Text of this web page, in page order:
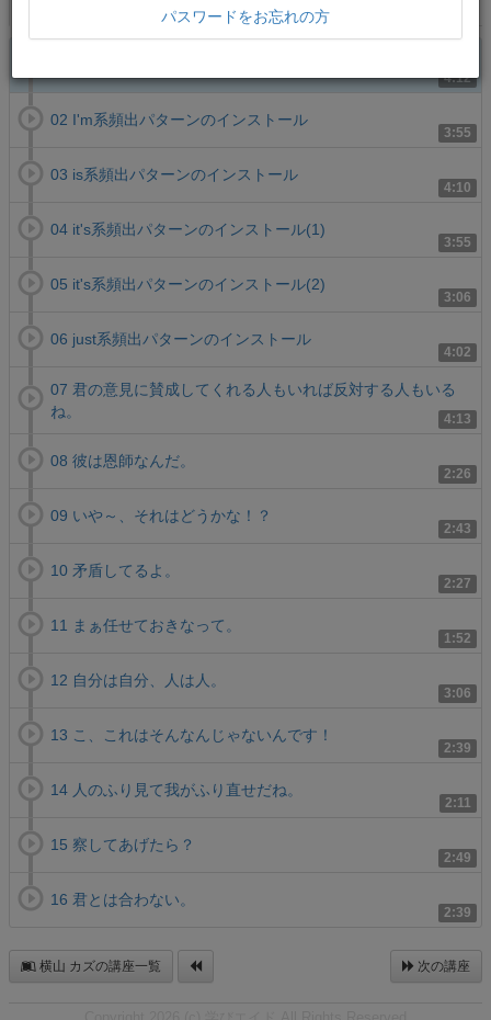
4:12
3:55
02 I'm系頻出パターンのインストール
4:10
03 is系頻出パターンのインストール
3:55
04 it's系頻出パターンのインストール(1)
3:06
05 it's系頻出パターンのインストール(2)
4:02
06 just系頻出パターンのインストール
4:13
07 君の意見に賛成してくれる人もいれば反対する人もいる
ね。
2:26
08 彼は恩師なんだ。
2:43
09 いや～、それはどうかな！？
2:27
10 矛盾してるよ。
1:52
11 まぁ任せておきなって。
3:06
12 自分は自分、人は人。
2:39
13 こ、これはそんなんじゃないんです！
2:11
14 人のふり見て我がふり直せだね。
2:49
15 察してあげたら？
2:39
16 君とは合わない。
横山 カズの講座一覧 次の講座
パスワードをお忘れの方